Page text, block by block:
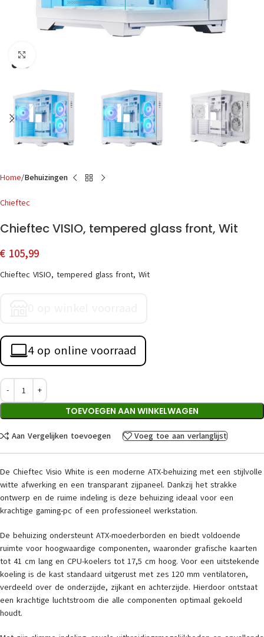
Home Behuizingen
Chieftec
Chieftec VISIO, tempered glass front, Wit
€ 105,99
Chieftec VISIO, tempered glass front, Wit
4 op online voorraad
TOEVOEGEN AAN WINKELWAGEN
Aan Vergelijken toevoegen Voeg toe aan verlanglijst
De Chieftec Visio White is een moderne ATX-behuizing met een stijlvolle
witte afwerking en een transparant zijpaneel. Dankzij het strakke
ontwerp en de ruime indeling is deze behuizing ideaal voor een
krachtige gaming-pc of een professioneel werkstation.
De behuizing ondersteunt ATX-moederborden en biedt voldoende
ruimte voor hoogwaardige componenten, waaronder grafische kaarten
tot 41 cm lang en CPU-koelers tot 17,5 cm hoog. Voor een uitstekende
koeling is de kast standaard uitgerust met zes 120 mm ventilatoren,
verdeeld over de onderzijde, zijkant en achterzijde. Hierdoor ontstaat
een krachtige luchtstroom die alle componenten optimaal gekoeld
houdt.